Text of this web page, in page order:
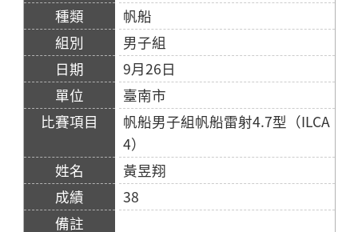
帆船
男子組
9月26日
臺南市
帆船男子組帆船雷射4.7型（ILCA
4）
黃昱翔
38